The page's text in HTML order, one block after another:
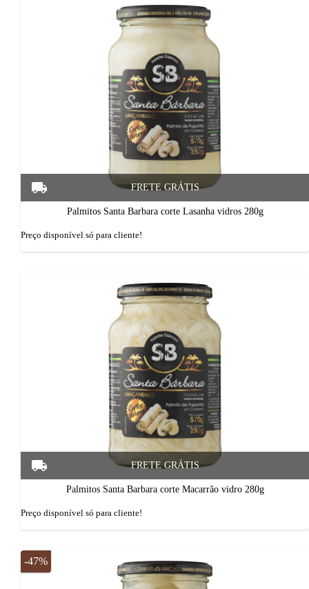
Palmitos Santa Barbara corte Lasanha vidros 280g
Preço disponí­vel só para cliente!
Palmitos Santa Barbara corte Macarrão vidro 280g
Preço disponí­vel só para cliente!
-47%